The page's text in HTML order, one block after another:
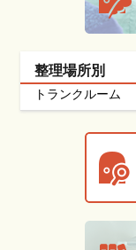
整理場所別
トランクルーム